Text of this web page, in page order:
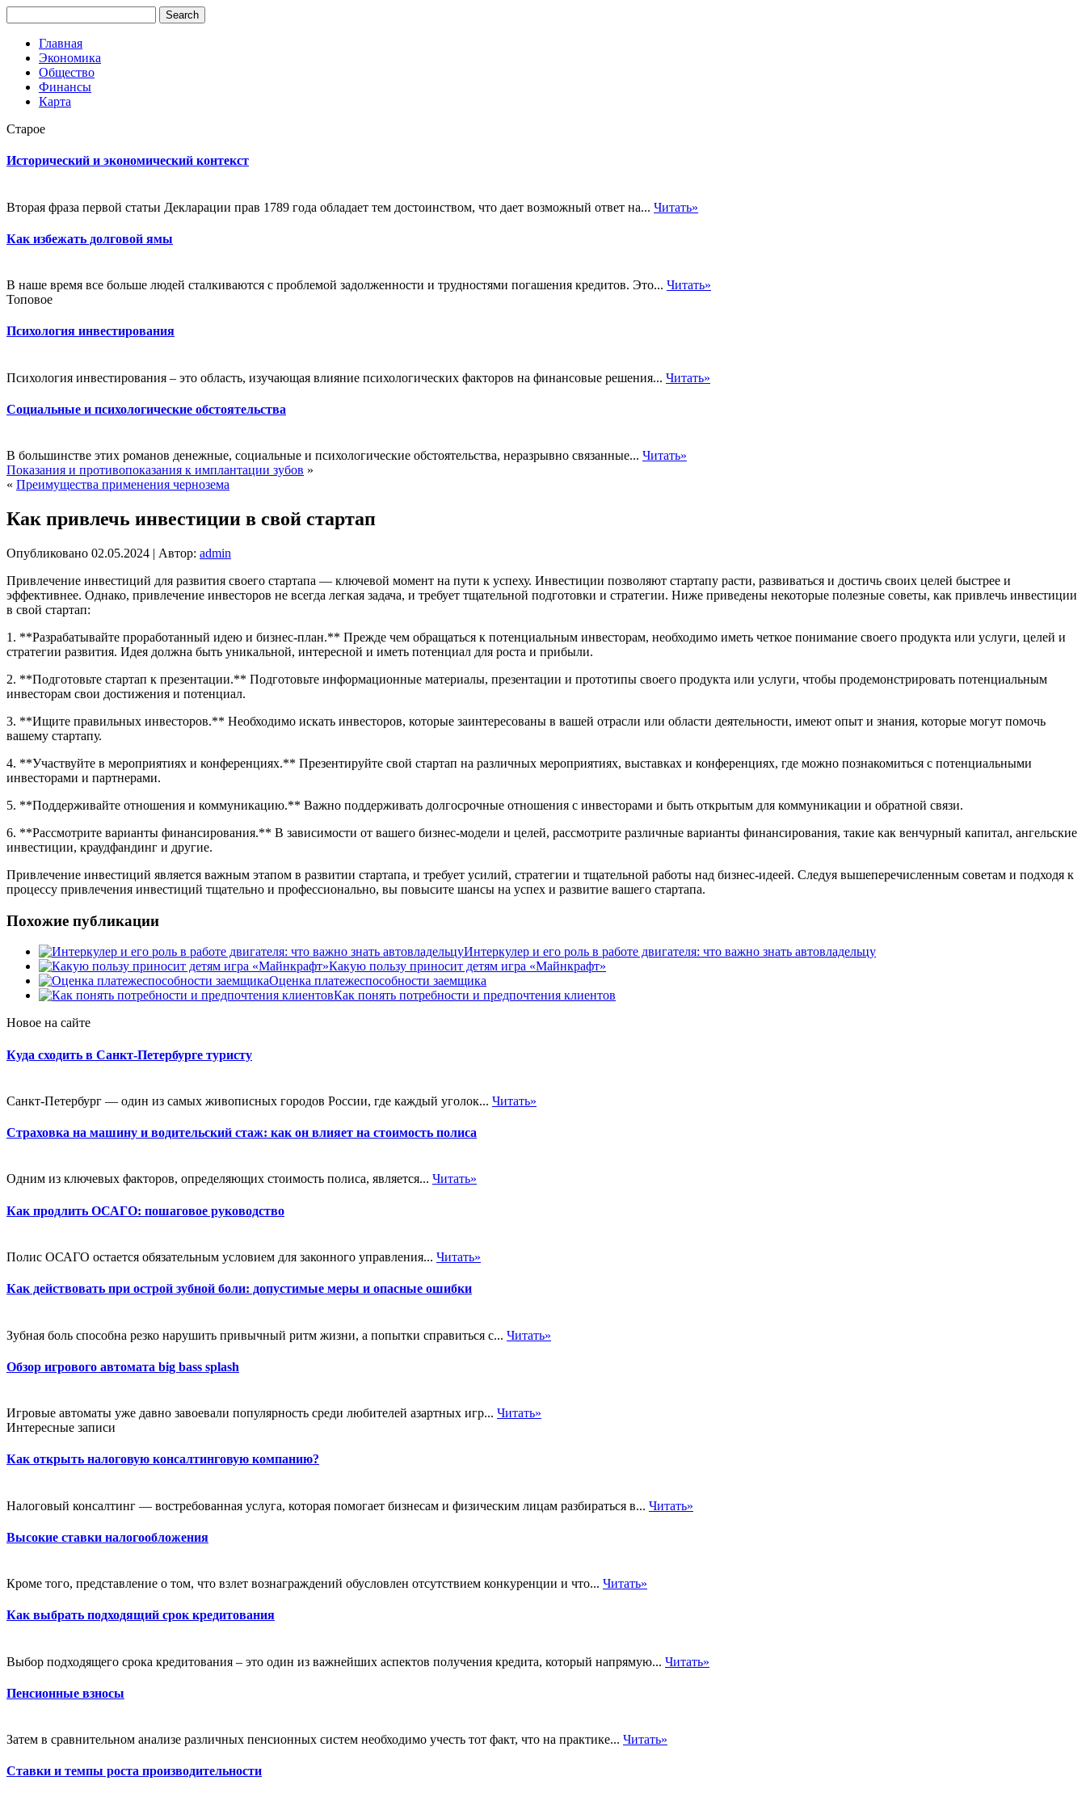
Главная
Экономика
Общество
Финансы
Карта
Старое
Исторический и экономический контекст
Вторая фраза первой статьи Декларации прав 1789 года обладает тем достоинством, что дает возможный ответ на... Читать»
Как избежать долговой ямы
В наше время все больше людей сталкиваются с проблемой задолженности и трудностями погашения кредитов. Это... Читать»
Топовое
Психология инвестирования
Психология инвестирования – это область, изучающая влияние психологических факторов на финансовые решения... Читать»
Социальные и психологические обстоятельства
В большинстве этих романов денежные, социальные и психологические обстоятельства, неразрывно связанные... Читать»
Показания и противопоказания к имплантации зубов »
« Преимущества применения чернозема
Как привлечь инвестиции в свой стартап
Опубликовано 02.05.2024 | Автор: admin
Привлечение инвестиций для развития своего стартапа — ключевой момент на пути к успеху. Инвестиции позволяют стартапу расти, развиваться и достичь своих целей быстрее и
эффективнее. Однако, привлечение инвесторов не всегда легкая задача, и требует тщательной подготовки и стратегии. Ниже приведены некоторые полезные советы, как привлечь инвестиции
в свой стартап:
1. **Разрабатывайте проработанный идею и бизнес-план.** Прежде чем обращаться к потенциальным инвесторам, необходимо иметь четкое понимание своего продукта или услуги, целей и
стратегии развития. Идея должна быть уникальной, интересной и иметь потенциал для роста и прибыли.
2. **Подготовьте стартап к презентации.** Подготовьте информационные материалы, презентации и прототипы своего продукта или услуги, чтобы продемонстрировать потенциальным
инвесторам свои достижения и потенциал.
3. **Ищите правильных инвесторов.** Необходимо искать инвесторов, которые заинтересованы в вашей отрасли или области деятельности, имеют опыт и знания, которые могут помочь
вашему стартапу.
4. **Участвуйте в мероприятиях и конференциях.** Презентируйте свой стартап на различных мероприятиях, выставках и конференциях, где можно познакомиться с потенциальными
инвесторами и партнерами.
5. **Поддерживайте отношения и коммуникацию.** Важно поддерживать долгосрочные отношения с инвесторами и быть открытым для коммуникации и обратной связи.
6. **Рассмотрите варианты финансирования.** В зависимости от вашего бизнес-модели и целей, рассмотрите различные варианты финансирования, такие как венчурный капитал, ангельские
инвестиции, краудфандинг и другие.
Привлечение инвестиций является важным этапом в развитии стартапа, и требует усилий, стратегии и тщательной работы над бизнес-идеей. Следуя вышеперечисленным советам и подходя к
процессу привлечения инвестиций тщательно и профессионально, вы повысите шансы на успех и развитие вашего стартапа.
Похожие публикации
Интеркулер и его роль в работе двигателя: что важно знать автовладельцу
Какую пользу приносит детям игра «Майнкрафт»
Оценка платежеспособности заемщика
Как понять потребности и предпочтения клиентов
Новое на сайте
Куда сходить в Санкт-Петербурге туристу
Санкт-Петербург — один из самых живописных городов России, где каждый уголок... Читать»
Страховка на машину и водительский стаж: как он влияет на стоимость полиса
Одним из ключевых факторов, определяющих стоимость полиса, является... Читать»
Как продлить ОСАГО: пошаговое руководство
Полис ОСАГО остается обязательным условием для законного управления... Читать»
Как действовать при острой зубной боли: допустимые меры и опасные ошибки
Зубная боль способна резко нарушить привычный ритм жизни, а попытки справиться с... Читать»
Обзор игрового автомата big bass splash
Игровые автоматы уже давно завоевали популярность среди любителей азартных игр... Читать»
Интересные записи
Как открыть налоговую консалтинговую компанию?
Налоговый консалтинг — востребованная услуга, которая помогает бизнесам и физическим лицам разбираться в... Читать»
Высокие ставки налогообложения
Кроме того, представление о том, что взлет вознаграждений обусловлен отсутствием конкуренции и что... Читать»
Как выбрать подходящий срок кредитования
Выбор подходящего срока кредитования – это один из важнейших аспектов получения кредита, который напрямую... Читать»
Пенсионные взносы
Затем в сравнительном анализе различных пенсионных систем необходимо учесть тот факт, что на практике... Читать»
Ставки и темпы роста производительности